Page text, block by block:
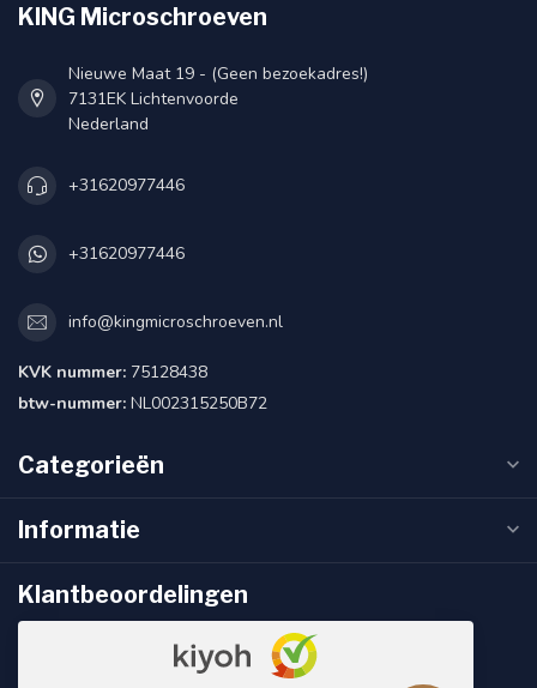
KING Microschroeven
Nieuwe Maat 19 - (Geen bezoekadres!)
7131EK Lichtenvoorde
Nederland
+31620977446
+31620977446
info@kingmicroschroeven.nl
KVK nummer: 75128438
btw-nummer: NL002315250B72
Categorieën
Informatie
Klantbeoordelingen